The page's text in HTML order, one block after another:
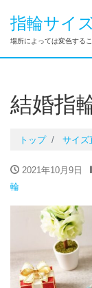
指輪サイ
場所によっては変色する
結婚指
トップ サイズ
2021年10月9日
輪